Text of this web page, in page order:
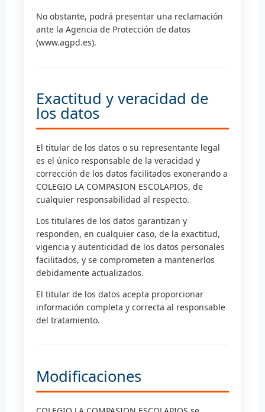
No obstante, podrá presentar una reclamación
ante la Agencia de Protección de datos
(www.agpd.es).
Exactitud y veracidad de
los datos
El titular de los datos o su representante legal
es el único responsable de la veracidad y
corrección de los datos facilitados exonerando a
COLEGIO LA COMPASION ESCOLAPIOS, de
cualquier responsabilidad al respecto.
Los titulares de los datos garantizan y
responden, en cualquier caso, de la exactitud,
vigencia y autenticidad de los datos personales
facilitados, y se comprometen a mantenerlos
debidamente actualizados.
El titular de los datos acepta proporcionar
información completa y correcta al responsable
del tratamiento.
Modificaciones